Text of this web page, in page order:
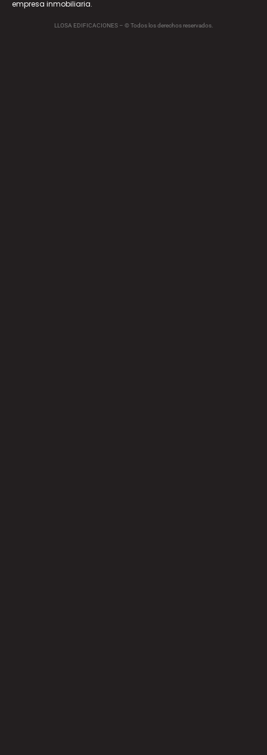
empresa inmobiliaria.
LLOSA EDIFICACIONES – © Todos los derechos reservados.